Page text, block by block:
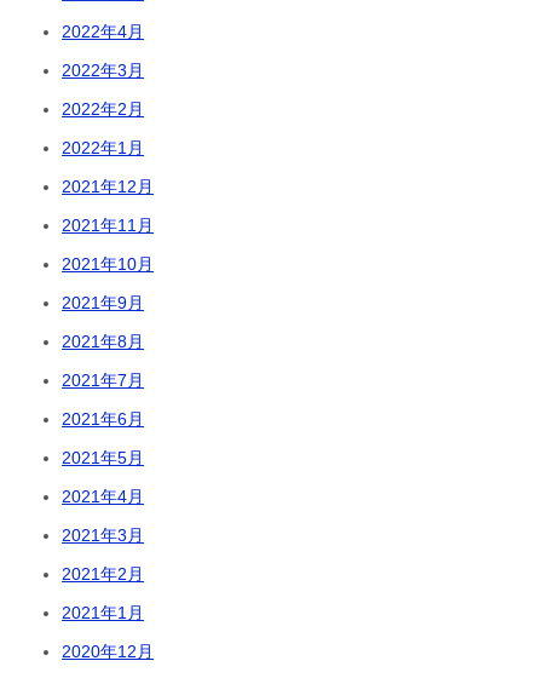
2022年4月
2022年3月
2022年2月
2022年1月
2021年12月
2021年11月
2021年10月
2021年9月
2021年8月
2021年7月
2021年6月
2021年5月
2021年4月
2021年3月
2021年2月
2021年1月
2020年12月